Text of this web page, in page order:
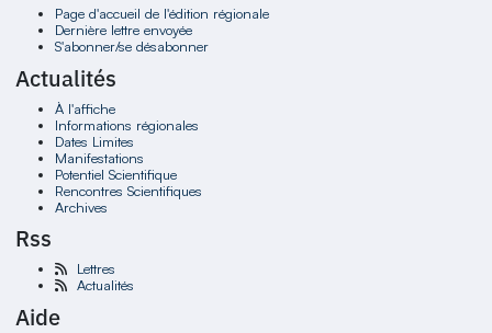
Page d'accueil de l'édition régionale
Dernière lettre envoyée
S'abonner/se désabonner
Actualités
À l'affiche
Informations régionales
Dates Limites
Manifestations
Potentiel Scientifique
Rencontres Scientifiques
Archives
Rss
Lettres
Actualités
Aide